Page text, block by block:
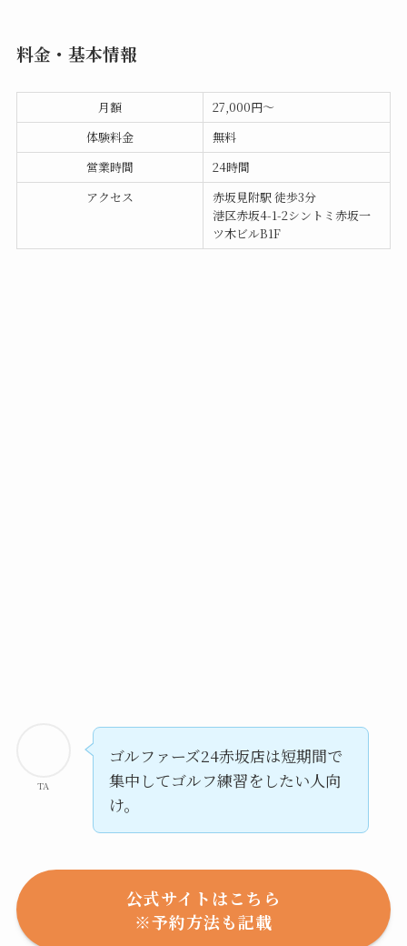
料金・基本情報
月額
27,000円〜
体験料金
無料
営業時間
24時間
アクセス
赤坂見附駅 徒歩3分
港区赤坂4-1-2シントミ赤坂一
ツ木ビルB1F
TA
ゴルファーズ24赤坂店は短期間で
集中してゴルフ練習をしたい人向
け。
公式サイトはこちら
※予約方法も記載